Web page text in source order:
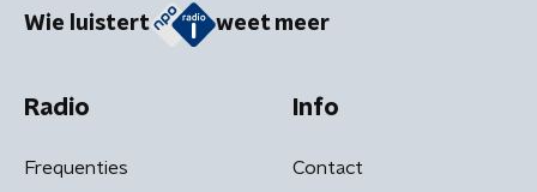
Wie luistert weet meer
Radio
Frequenties
Info
Contact